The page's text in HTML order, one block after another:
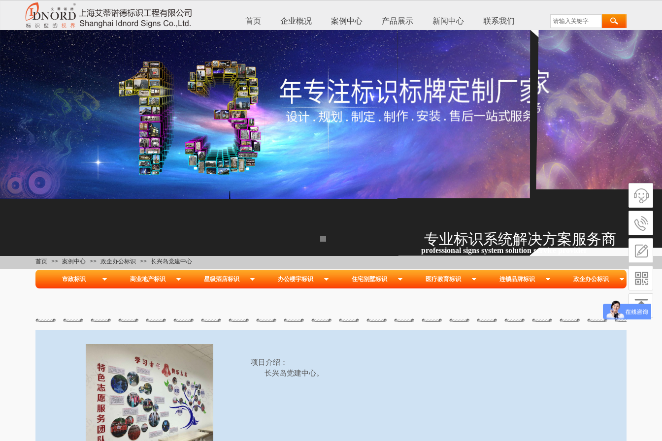
首页 企业概况 案例中心 产品展示 新闻中心 联系我们
专业标识系统解决方案服务商
professional signs system solution service provider
首页 >> 案例中心 >> 政企办公标识 >> 长兴岛党建中心
市政标识 商业地产标识 星级酒店标识 办公楼宇标识 住宅别墅标识 医疗教育标识 连锁品牌标识 政企办公标识
项目介绍：
长兴岛党建中心。